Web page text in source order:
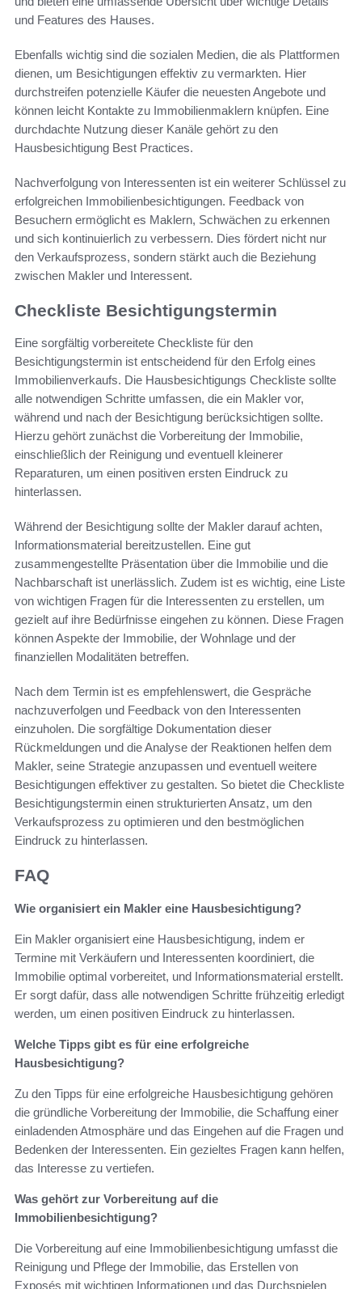
und Features des Hauses.
Ebenfalls wichtig sind die sozialen Medien, die als Plattformen
dienen, um Besichtigungen effektiv zu vermarkten. Hier
durchstreifen potenzielle Käufer die neuesten Angebote und
können leicht Kontakte zu Immobilienmaklern knüpfen. Eine
durchdachte Nutzung dieser Kanäle gehört zu den
Hausbesichtigung Best Practices.
Nachverfolgung von Interessenten ist ein weiterer Schlüssel zu
erfolgreichen Immobilienbesichtigungen. Feedback von
Besuchern ermöglicht es Maklern, Schwächen zu erkennen
und sich kontinuierlich zu verbessern. Dies fördert nicht nur
den Verkaufsprozess, sondern stärkt auch die Beziehung
zwischen Makler und Interessent.
Checkliste Besichtigungstermin
Eine sorgfältig vorbereitete Checkliste für den
Besichtigungstermin ist entscheidend für den Erfolg eines
Immobilienverkaufs. Die Hausbesichtigungs Checkliste sollte
alle notwendigen Schritte umfassen, die ein Makler vor,
während und nach der Besichtigung berücksichtigen sollte.
Hierzu gehört zunächst die Vorbereitung der Immobilie,
einschließlich der Reinigung und eventuell kleinerer
Reparaturen, um einen positiven ersten Eindruck zu
hinterlassen.
Während der Besichtigung sollte der Makler darauf achten,
Informationsmaterial bereitzustellen. Eine gut
zusammengestellte Präsentation über die Immobilie und die
Nachbarschaft ist unerlässlich. Zudem ist es wichtig, eine Liste
von wichtigen Fragen für die Interessenten zu erstellen, um
gezielt auf ihre Bedürfnisse eingehen zu können. Diese Fragen
können Aspekte der Immobilie, der Wohnlage und der
finanziellen Modalitäten betreffen.
Nach dem Termin ist es empfehlenswert, die Gespräche
nachzuverfolgen und Feedback von den Interessenten
einzuholen. Die sorgfältige Dokumentation dieser
Rückmeldungen und die Analyse der Reaktionen helfen dem
Makler, seine Strategie anzupassen und eventuell weitere
Besichtigungen effektiver zu gestalten. So bietet die Checkliste
Besichtigungstermin einen strukturierten Ansatz, um den
Verkaufsprozess zu optimieren und den bestmöglichen
Eindruck zu hinterlassen.
FAQ
Wie organisiert ein Makler eine Hausbesichtigung?
Ein Makler organisiert eine Hausbesichtigung, indem er
Termine mit Verkäufern und Interessenten koordiniert, die
Immobilie optimal vorbereitet, und Informationsmaterial erstellt.
Er sorgt dafür, dass alle notwendigen Schritte frühzeitig erledigt
werden, um einen positiven Eindruck zu hinterlassen.
Welche Tipps gibt es für eine erfolgreiche
Hausbesichtigung?
Zu den Tipps für eine erfolgreiche Hausbesichtigung gehören
die gründliche Vorbereitung der Immobilie, die Schaffung einer
einladenden Atmosphäre und das Eingehen auf die Fragen und
Bedenken der Interessenten. Ein gezieltes Fragen kann helfen,
das Interesse zu vertiefen.
Was gehört zur Vorbereitung auf die
Immobilienbesichtigung?
Die Vorbereitung auf eine Immobilienbesichtigung umfasst die
Reinigung und Pflege der Immobilie, das Erstellen von
Exposés mit wichtigen Informationen und das Durchspielen